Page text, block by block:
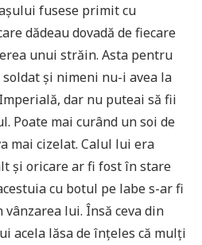
fusese primit cu
dădeau dovadă de fiecare
unui străin. Asta pentru
și nimeni nu-i avea la
dar nu puteai să fii
Poate mai curând un soi de
mai cizelat. Calul lui era
și oricare ar fi fost în stare
cu botul pe labe s-ar fi
vânzarea lui. Însă ceva din
acela lăsa de înțeles că mulți